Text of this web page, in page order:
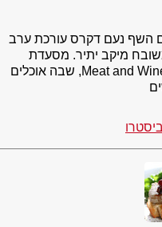
עם השף נעם דקרס עורכת ערב
מיקב יתיר. מסעדת
טאבולה מציגה את יין החודש שלה, ו-Meat and Wine, שבה אוכלים